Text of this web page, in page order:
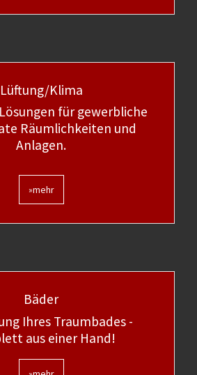
Lüftung/Klima
für gewerbliche
Räumlichkeiten und
Anlagen.
»mehr
Bäder
Ihres Traumbades -
aus einer Hand!